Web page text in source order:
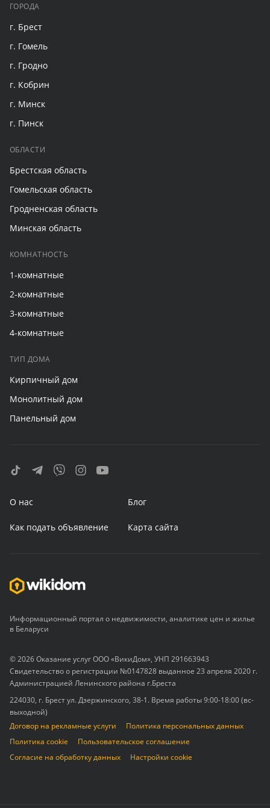
ГОРОДА
г. Брест
г. Гомель
г. Гродно
г. Кобрин
г. Минск
г. Пинск
ОБЛАСТИ
Брестская область
Гомельская область
Гродненская область
Минская область
КОМНАТНОСТЬ
1-комнатные
2-комнатные
3-комнатные
4-комнатные
ТИП ДОМА
Кирпичный дом
Монолитный дом
Панельный дом
О нас Блог
Как подать объявление Карта сайта
Информационный портал о недвижимости, аналитике цен и жилье
в Беларуси
© 2026 Оказание услуг ООО «ВикиДом», УНП 291663943
Свидетельство о регистрации №0147828 выданное 23 апреля 2020 г.
Администрацией Ленинского района г.Бреста
224030, г. Брест ул. Дзержинского, 38-1. Время работы 9:00-18:00 (вс-
выходной)
Договор на рекламные услуги
Политика персональных данных
Политика cookie
Пользовательское соглашение
Согласие на обработку данных
Настройки cookie